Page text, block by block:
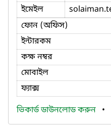
ইমেইল
ফোন (অফিস)
ইন্টারকম
কক্ষ নম্বর
মোবাইল
ফ্যাক্স
ভিকার্ড ডাউনলোড করুন •